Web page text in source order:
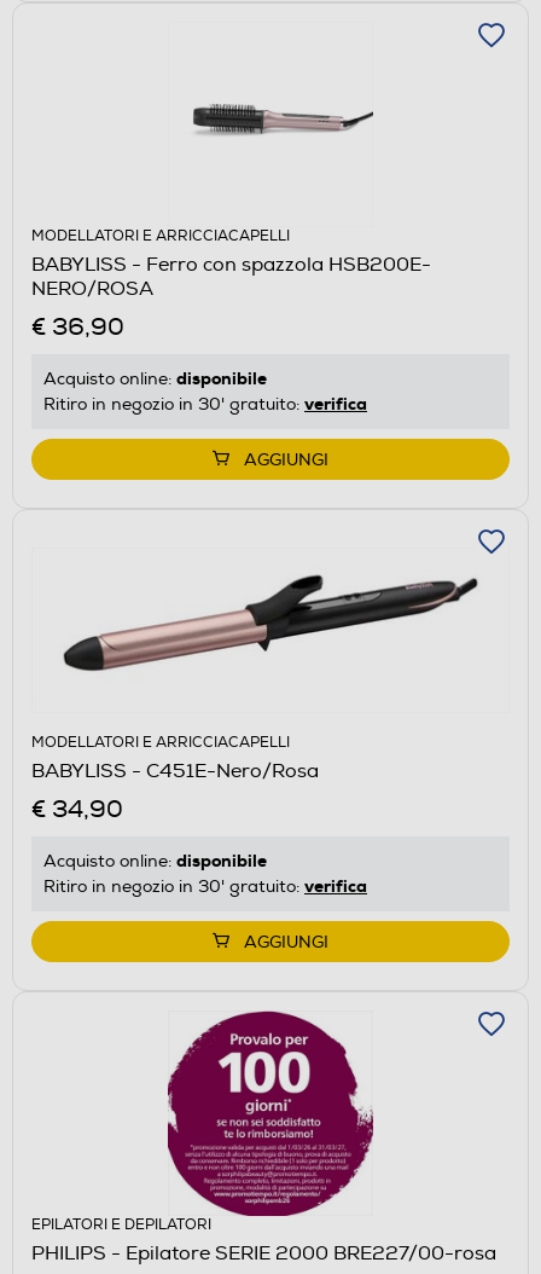
MODELLATORI E ARRICCIACAPELLI
BABYLISS - Ferro con spazzola HSB200E-
NERO/ROSA
€ 36,90
Acquisto online: disponibile
Ritiro in negozio in 30' gratuito: verifica
AGGIUNGI
MODELLATORI E ARRICCIACAPELLI
BABYLISS - C451E-Nero/Rosa
€ 34,90
Acquisto online: disponibile
Ritiro in negozio in 30' gratuito: verifica
AGGIUNGI
EPILATORI E DEPILATORI
PHILIPS - Epilatore SERIE 2000 BRE227/00-rosa